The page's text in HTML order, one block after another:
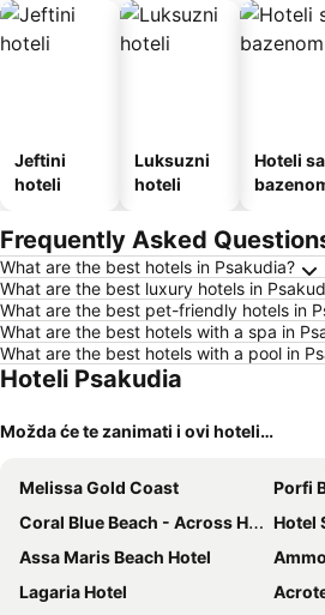
Jeftini
hoteli
Luksuzni
hoteli
Hoteli sa
Frequently Asked
What are the best hotels in Psakudia?
What are the best luxury hotels in
What are the best pet-friendly hotels in
What are the best hotels with a spa in
What are the best hotels with a pool in
Hoteli Psakudia
Možda će te zanimati i ovi hoteli…
Melissa Gold Coast
Porfi
Coral Blue Beach - Across Hotels & Resorts
Hotel
Assa Maris Beach Hotel
Lagaria Hotel